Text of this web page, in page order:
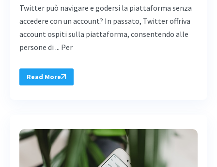
Twitter può navigare e godersi la piattaforma senza
accedere con un account? In passato, Twitter offriva
account ospiti sulla piattaforma, consentendo alle
persone di ... Per
Read More